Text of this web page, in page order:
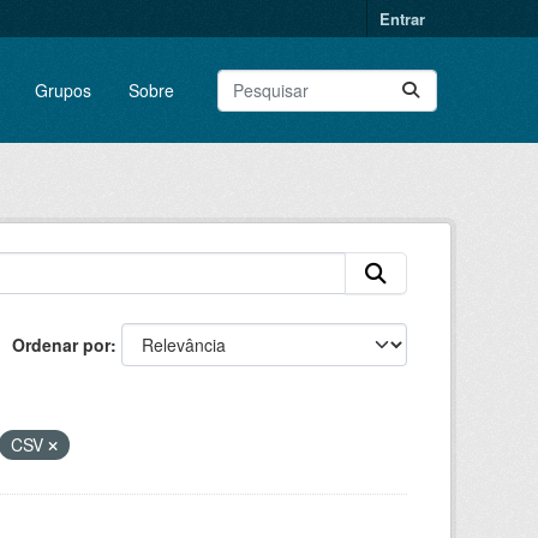
Entrar
Grupos Sobre
Ordenar por
CSV